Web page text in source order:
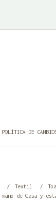
POLÍTICA DE
Textil
de Gasa y